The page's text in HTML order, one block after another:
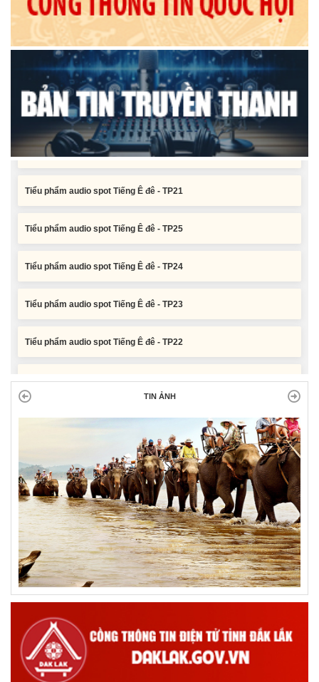
Tiểu phẩm audio spot Tiếng Ê đê - TP25
Tiểu phẩm audio spot Tiếng Ê đê - TP24
Tiểu phẩm audio spot Tiếng Ê đê - TP23
Tiểu phẩm audio spot Tiếng Ê đê - TP22
TIN ẢNH